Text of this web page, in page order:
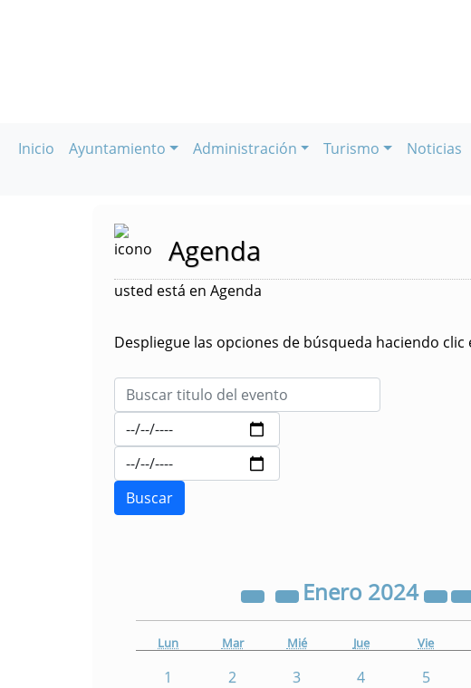
Inicio Ayuntamiento Administración Turismo Noticias
Agenda
usted está en Agenda
Despliegue las opciones de búsqueda haciendo clic
Enero 2024
Lun Mar Mié Jue Vie
1 2 3 4 5